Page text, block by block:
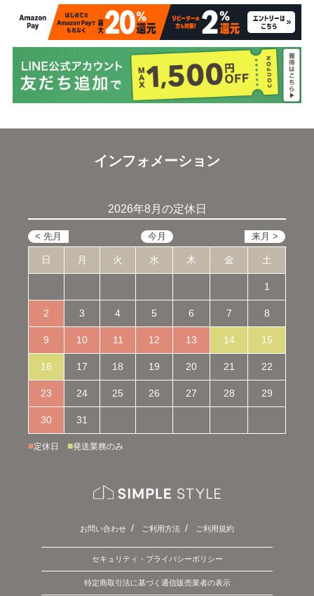
インフォメーション
2026年8月の定休日
日 月 火 水 木 金 土
1
2 3 4 5 6 7 8
9 10 11 12 13 14 15
16 17 18 19 20 21 22
23 24 25 26 27 28 29
30 31
■定休日 ■発送業務のみ
お問い合わせ ご利用方法 ご利用規約
セキュリティ・プライバシーポリシー
特定商取引法に基づく通信販売業者の表示